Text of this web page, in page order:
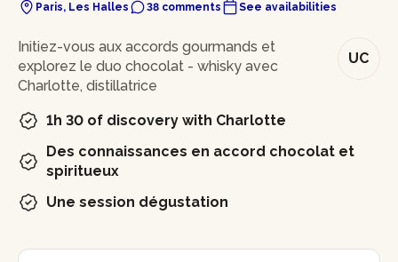
Paris, Les Halles 38 comments See availabilities
In brief
UC
Initiez-vous aux accords gourmands et
explorez le duo chocolat - whisky avec
Charlotte, distillatrice
1h 30 of discovery with Charlotte
Des connaissances en accord chocolat et
spiritueux
Une session dégustation